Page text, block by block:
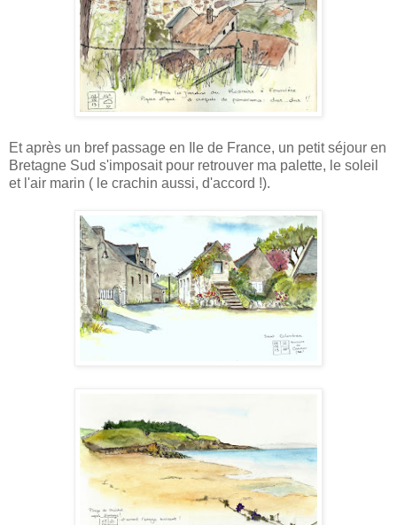
Et après un bref passage en Ile de France, un petit séjour en
Bretagne Sud s'imposait pour retrouver ma palette, le soleil
et l'air marin ( le crachin aussi, d'accord !).